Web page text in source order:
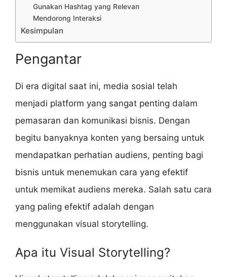
Gunakan Hashtag yang Relevan
Mendorong Interaksi
Kesimpulan
Pengantar
Di era digital saat ini, media sosial telah
menjadi platform yang sangat penting dalam
pemasaran dan komunikasi bisnis. Dengan
begitu banyaknya konten yang bersaing untuk
mendapatkan perhatian audiens, penting bagi
bisnis untuk menemukan cara yang efektif
untuk memikat audiens mereka. Salah satu cara
yang paling efektif adalah dengan
menggunakan visual storytelling.
Apa itu Visual Storytelling?